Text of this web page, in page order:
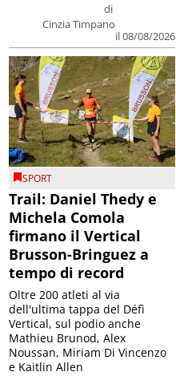
di
Cinzia Timpano
il 08/08/2026
SPORT
Trail: Daniel Thedy e
Michela Comola
firmano il Vertical
Brusson-Bringuez a
tempo di record
Oltre 200 atleti al via
dell'ultima tappa del Défì
Vertical, sul podio anche
Mathieu Brunod, Alex
Noussan, Miriam Di Vincenzo
e Kaitlin Allen